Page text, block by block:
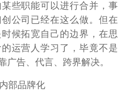
些职能可以进行合并，事
公司已经在这么做。但在
候拓宽自己的边界，在思
运营人学习了，毕竟不是
广告、代言、跨界解决。
部品牌化